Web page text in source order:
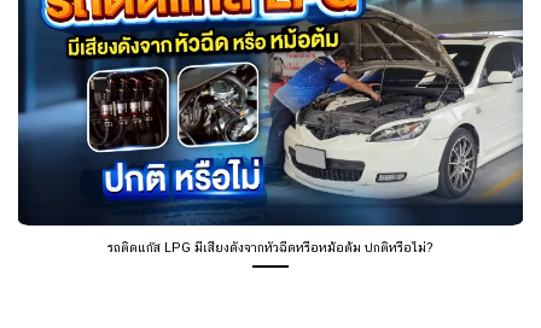
รถติดแก๊ส LPG มีเสียงดังจากหัวฉีดหรือหม้อต้ม ปกติหรือไม่?